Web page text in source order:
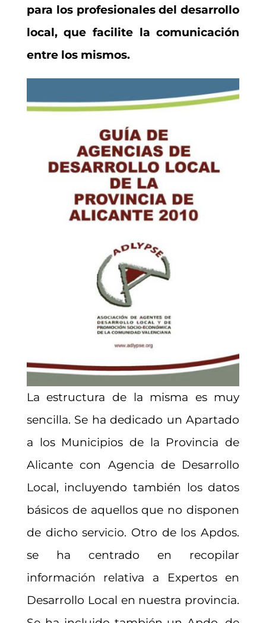
para los profesionales del desarrollo
local, que facilite la comunicación
entre los mismos.
La estructura de la misma es muy
sencilla. Se ha dedicado un Apartado
a los Municipios de la Provincia de
Alicante con Agencia de Desarrollo
Local, incluyendo también los datos
básicos de aquellos que no disponen
de dicho servicio. Otro de los Apdos.
se ha centrado en recopilar
información relativa a Expertos en
Desarrollo Local en nuestra provincia.